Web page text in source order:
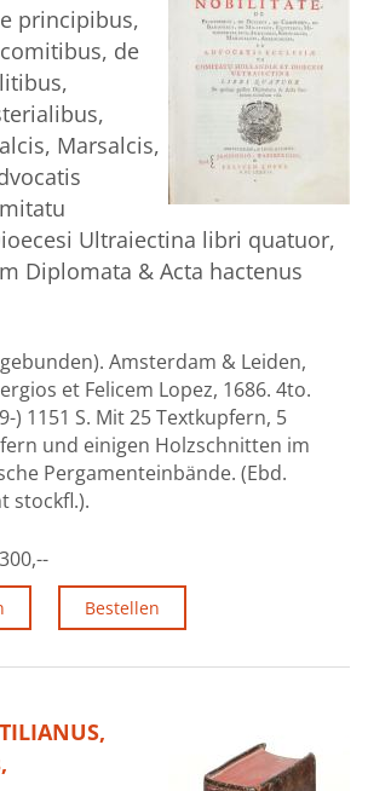
und Restauration
principibus,
de
Marsalcis,
Ultraiectina libri quatuor,
Diplomata & Acta hactenus
Amsterdam & Leiden,
et Felicem Lopez, 1686. 4to.
) 1151 S. Mit 25 Textkupfern, 5
und einigen Holzschnitten im
Pergamenteinbände. (Ebd.
stockfl.).
Bestellen